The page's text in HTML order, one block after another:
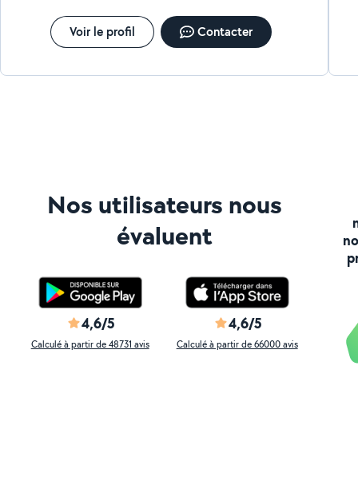
Voir le profil Contacter
Nos utilisateurs nous
évaluent
4,6/5
Calculé à partir de 48731 avis
4,6/5
Calculé à partir de 66000 avis